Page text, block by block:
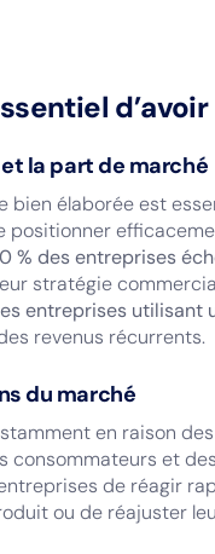
la part de marché
bien élaborée est
positionner
% des entreprises
stratégie
entreprises utilisant
revenus récurrents.
du marché
en raison
consommateurs et
de réagir
ou de réajuster